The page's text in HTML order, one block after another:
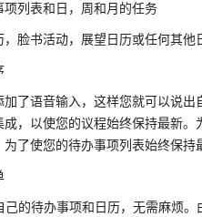
列表和日，周和月的任务
脸书活动，展望日历或任何其
了语音输入，这样您就可以说
，以使您的议程始终保持最新
了使您的待办事项列表始终保持
己的待办事项和日历，无需麻烦